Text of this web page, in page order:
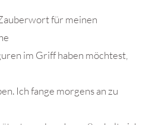
für meinen
im Griff haben möchtest,
Ich fange morgens an zu